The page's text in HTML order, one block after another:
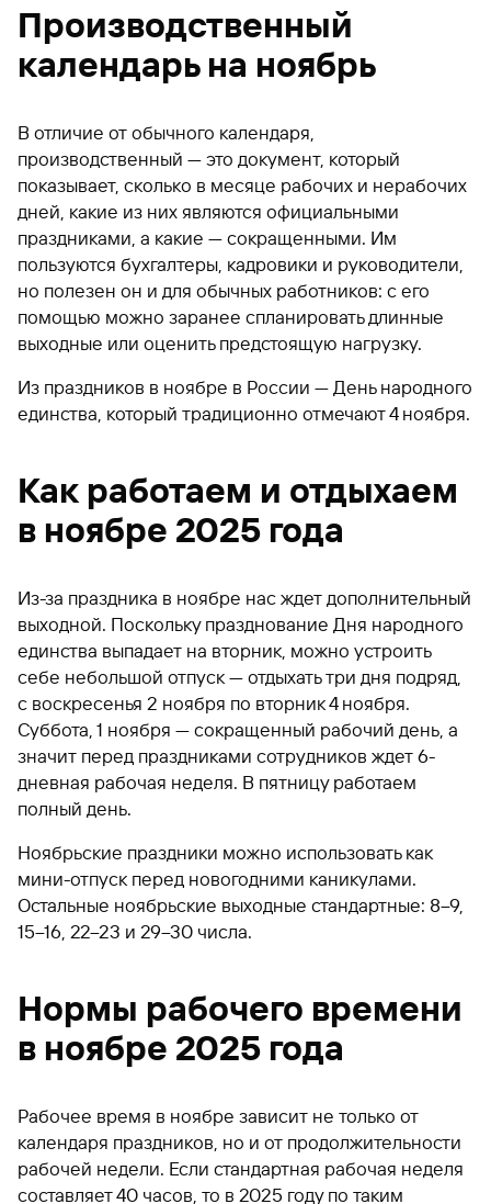
Производственный
календарь на ноябрь
В отличие от обычного календаря,
производственный — это документ, который
показывает, сколько в месяце рабочих и нерабочих
дней, какие из них являются официальными
праздниками, а какие — сокращенными. Им
пользуются бухгалтеры, кадровики и руководители,
но полезен он и для обычных работников: с его
помощью можно заранее спланировать длинные
выходные или оценить предстоящую нагрузку.
Из праздников в ноябре в России — День народного
единства, который традиционно отмечают 4 ноября.
Как работаем и отдыхаем
в ноябре 2025 года
Из-за праздника в ноябре нас ждет дополнительный
выходной. Поскольку празднование Дня народного
единства выпадает на вторник, можно устроить
себе небольшой отпуск — отдыхать три дня подряд,
с воскресенья 2 ноября по вторник 4 ноября.
Суббота, 1 ноября — сокращенный рабочий день, а
значит перед праздниками сотрудников ждет 6-
дневная рабочая неделя. В пятницу работаем
полный день.
Ноябрьские праздники можно использовать как
мини-отпуск перед новогодними каникулами.
Остальные ноябрьские выходные стандартные: 8–9,
15–16, 22–23 и 29–30 числа.
Нормы рабочего времени
в ноябре 2025 года
Рабочее время в ноябре зависит не только от
календаря праздников, но и от продолжительности
рабочей недели. Если стандартная рабочая неделя
составляет 40 часов, то в 2025 году по таким